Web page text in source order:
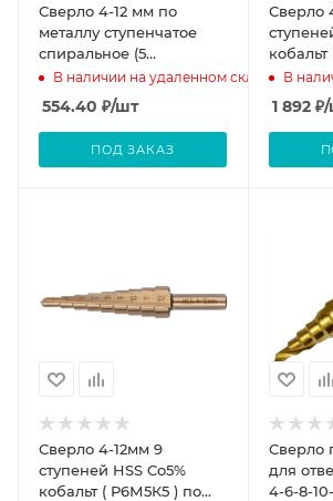
Сверло 4-12 мм по
металлу ступенчатое
спиральное (5
ступ.)Р6М5 "Hardcore"
Torsion step
В наличии на удаленном складе
554.40 ₽/шт
ПОД ЗАКАЗ
Сверло
металлу
В
1 892₽/
Сверло 4-12мм 9
ступеней HSS Co5%
кобальт ( Р6М5К5 ) по
Сверло
для
4-6-8-